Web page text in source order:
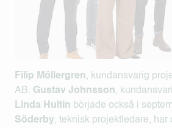
Filip Möllergren, kundansvarig
AB. Gustav Johnsson,
Linda Hultin började också i
Söderby, teknisk projektledare, har